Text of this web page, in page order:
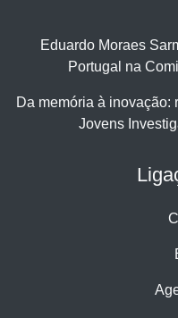
Eduardo Moraes
Portugal na
Da memória à inovação:
Jovens